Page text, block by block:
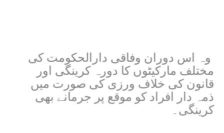
وہ اس دوران وفاقی دارالحکومت کی
مختلف مارکیٹوں کا دورہ کرینگی اور
قانون کی خلاف ورزی کی صورت میں
ذمہ دار افراد کو موقع پر جرمانے بھی
کرینگی۔